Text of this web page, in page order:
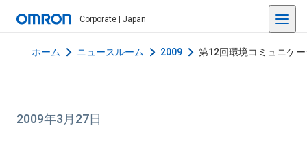
Corporate | Japan
ホーム ニュースルーム 2009 第12回環境コミュニケ
2009年3月27日